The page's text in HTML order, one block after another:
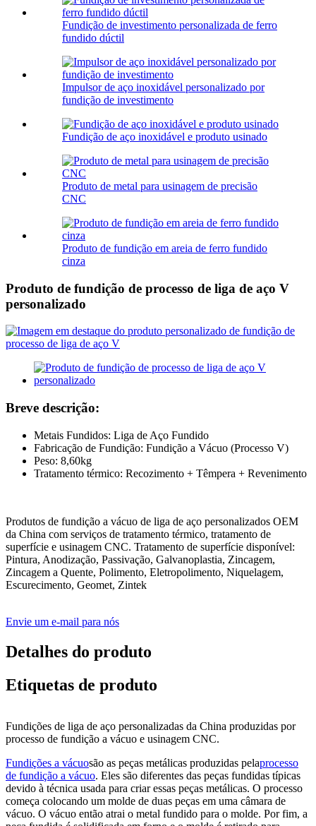
Fundição de investimento personalizada de ferro
fundido dúctil
Impulsor de aço inoxidável personalizado por
fundição de investimento
Fundição de aço inoxidável e produto usinado
Produto de metal para usinagem de precisão
CNC
Produto de fundição em areia de ferro fundido
cinza
Produto de fundição de processo de liga de aço V
personalizado
Breve descrição:
Metais Fundidos: Liga de Aço Fundido
Fabricação de Fundição: Fundição a Vácuo (Processo V)
Peso: 8,60kg
Tratamento térmico: Recozimento + Têmpera + Revenimento
Produtos de fundição a vácuo de liga de aço personalizados OEM
da China com serviços de tratamento térmico, tratamento de
superfície e usinagem CNC. Tratamento de superfície disponível:
Pintura, Anodização, Passivação, Galvanoplastia, Zincagem,
Zincagem a Quente, Polimento, Eletropolimento, Niquelagem,
Escurecimento, Geomet, Zintek
Envie um e-mail para nós
Detalhes do produto
Etiquetas de produto
Fundições de liga de aço personalizadas da China produzidas por
processo de fundição a vácuo e usinagem CNC.
Fundições a vácuosão as peças metálicas produzidas pelaprocesso
de fundição a vácuo. Eles são diferentes das peças fundidas típicas
devido à técnica usada para criar essas peças metálicas. O processo
começa colocando um molde de duas peças em uma câmara de
vácuo. O vácuo então atrai o metal fundido para o molde. Por fim, a